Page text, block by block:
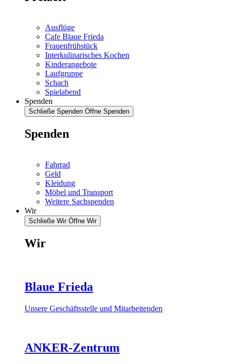
Ausflüge
Cafe Blaue Frieda
Frauenfrühstück
Interkulinarisches Kochen
Kinderangebote
Laufgruppe
Schach
Spielabend
Spenden
Schließe Spenden Öffne Spenden
Spenden
Fahrrad
Geld
Kleidung
Möbel und Transport
Weitere Sachspenden
Wir
Schließe Wir Öffne Wir
Wir
Blaue Frieda
Unsere Geschäftsstelle und Mitarbeitenden
ANKER-Zentrum